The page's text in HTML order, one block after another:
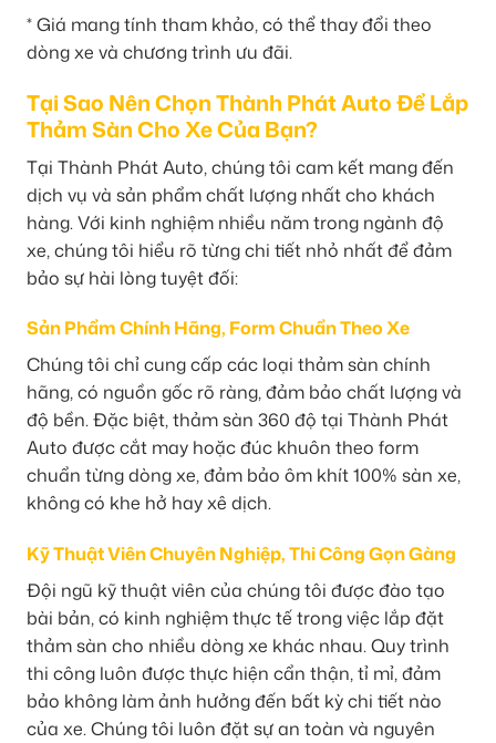
* Giá mang tính tham khảo, có thể thay đổi theo
dòng xe và chương trình ưu đãi.
Tại Sao Nên Chọn Thành Phát Auto Để Lắp
Thảm Sàn Cho Xe Của Bạn?
Tại Thành Phát Auto, chúng tôi cam kết mang đến
dịch vụ và sản phẩm chất lượng nhất cho khách
hàng. Với kinh nghiệm nhiều năm trong ngành độ
xe, chúng tôi hiểu rõ từng chi tiết nhỏ nhất để đảm
bảo sự hài lòng tuyệt đối:
Sản Phẩm Chính Hãng, Form Chuẩn Theo Xe
Chúng tôi chỉ cung cấp các loại thảm sàn chính
hãng, có nguồn gốc rõ ràng, đảm bảo chất lượng và
độ bền. Đặc biệt, thảm sàn 360 độ tại Thành Phát
Auto được cắt may hoặc đúc khuôn theo form
chuẩn từng dòng xe, đảm bảo ôm khít 100% sàn xe,
không có khe hở hay xê dịch.
Kỹ Thuật Viên Chuyên Nghiệp, Thi Công Gọn Gàng
Đội ngũ kỹ thuật viên của chúng tôi được đào tạo
bài bản, có kinh nghiệm thực tế trong việc lắp đặt
thảm sàn cho nhiều dòng xe khác nhau. Quy trình
thi công luôn được thực hiện cẩn thận, tỉ mỉ, đảm
bảo không làm ảnh hưởng đến bất kỳ chi tiết nào
của xe. Chúng tôi luôn đặt sự an toàn và nguyên